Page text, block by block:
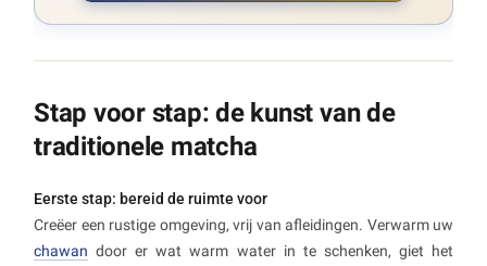
Stap voor stap: de kunst van de
traditionele matcha
Eerste stap: bereid de ruimte voor
Creëer een rustige omgeving, vrij van afleidingen. Verwarm uw
chawan door er wat warm water in te schenken, giet het